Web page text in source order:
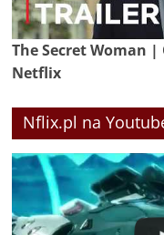
The Secret Woman
Netflix
Nflix.pl na